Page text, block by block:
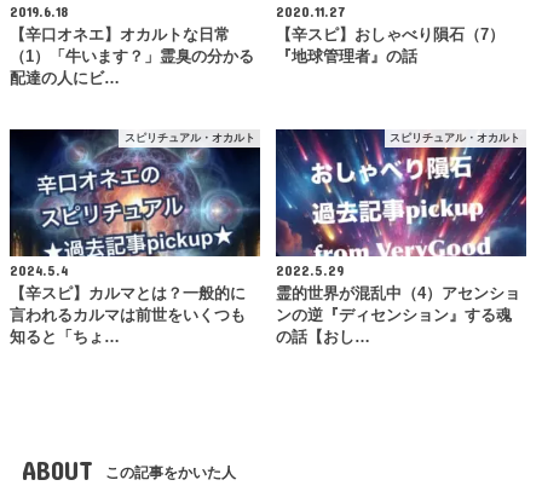
2019.6.18
【辛口オネエ】オカルトな日常
（1）「牛います？」霊臭の分かる
配達の人にビ…
2020.11.27
【辛スピ】おしゃべり隕石（7）
『地球管理者』の話
スピリチュアル・オカルト
2024.5.4
【辛スピ】カルマとは？一般的に
言われるカルマは前世をいくつも
知ると「ちょ…
スピリチュアル・オカルト
2022.5.29
霊的世界が混乱中（4）アセンショ
ンの逆『ディセンション』する魂
の話【おし…
ABOUT この記事をかいた人